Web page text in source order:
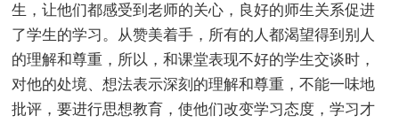
生，让他们都感受到老师的关心，良好的师生关系促进
了学生的学习。从赞美着手，所有的人都渴望得到别人
的理解和尊重，所以，和课堂表现不好的学生交谈时，
对他的处境、想法表示深刻的理解和尊重，不能一味地
批评，要进行思想教育，使他们改变学习态度，学习才